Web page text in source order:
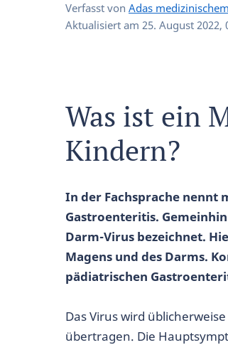
Verfasst von Adas
Aktualisiert am 25. August 2022,
Was ist ein
Kindern?
In der Fachsprache nennt
Gastroenteritis.
Darm-Virus bezeichnet.
Magens und des Darms.
pädiatrischen
Das Virus wird
übertragen. Die